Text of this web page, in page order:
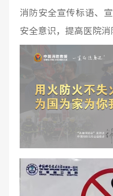
消防安全宣传标语、
安全意识，提高医院消